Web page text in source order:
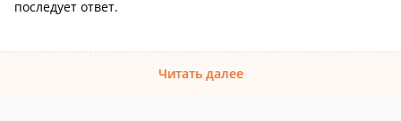
последует ответ.
Читать далее